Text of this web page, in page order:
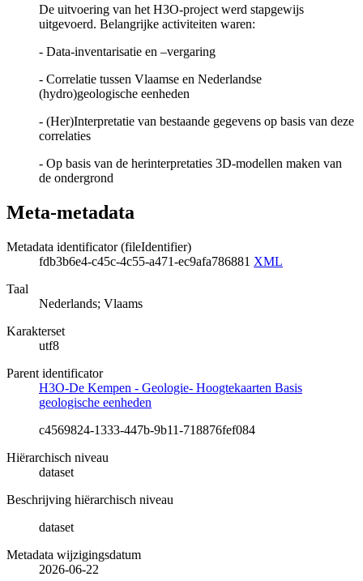
De uitvoering van het H3O-project werd stapgewijs
uitgevoerd. Belangrijke activiteiten waren:
- Data-inventarisatie en –vergaring
- Correlatie tussen Vlaamse en Nederlandse
(hydro)geologische eenheden
- (Her)Interpretatie van bestaande gegevens op basis van deze
correlaties
- Op basis van de herinterpretaties 3D-modellen maken van
de ondergrond
Meta-metadata
Metadata identificator (fileIdentifier)
fdb3b6e4-c45c-4c55-a471-ec9afa786881 XML
Taal
Nederlands; Vlaams
Karakterset
utf8
Parent identificator
H3O-De Kempen - Geologie- Hoogtekaarten Basis
geologische eenheden
c4569824-1333-447b-9b11-718876fef084
Hiërarchisch niveau
dataset
Beschrijving hiërarchisch niveau
dataset
Metadata wijzigingsdatum
2026-06-22